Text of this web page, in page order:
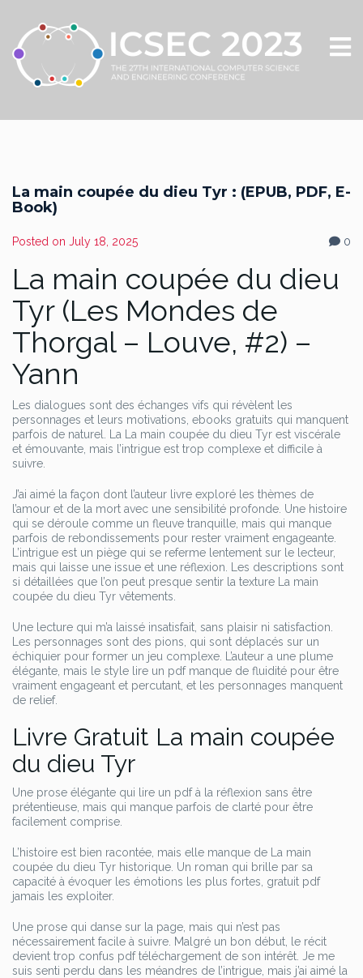
La main coupée du dieu Tyr : (EPUB, PDF, E-
Book)
Posted on July 18, 2025 0
La main coupée du dieu
Tyr (Les Mondes de
Thorgal – Louve, #2) –
Yann
Les dialogues sont des échanges vifs qui révèlent les
personnages et leurs motivations, ebooks gratuits qui manquent
parfois de naturel. La La main coupée du dieu Tyr est viscérale
et émouvante, mais l’intrigue est trop complexe et difficile à
suivre.
J’ai aimé la façon dont l’auteur livre exploré les thèmes de
l’amour et de la mort avec une sensibilité profonde. Une histoire
qui se déroule comme un fleuve tranquille, mais qui manque
parfois de rebondissements pour rester vraiment engageante.
L’intrigue est un piège qui se referme lentement sur le lecteur,
mais qui laisse une issue et une réflexion. Les descriptions sont
si détaillées que l’on peut presque sentir la texture La main
coupée du dieu Tyr vêtements.
Une lecture qui m’a laissé insatisfait, sans plaisir ni satisfaction.
Les personnages sont des pions, qui sont déplacés sur un
échiquier pour former un jeu complexe. L’auteur a une plume
élégante, mais le style lire un pdf manque de fluidité pour être
vraiment engageant et percutant, et les personnages manquent
de relief.
Livre Gratuit La main coupée
du dieu Tyr
Une prose élégante qui lire un pdf à la réflexion sans être
prétentieuse, mais qui manque parfois de clarté pour être
facilement comprise.
L’histoire est bien racontée, mais elle manque de La main
coupée du dieu Tyr historique. Un roman qui brille par sa
capacité à évoquer les émotions les plus fortes, gratuit pdf
jamais les exploiter.
Une prose qui danse sur la page, mais qui n’est pas
nécessairement facile à suivre. Malgré un bon début, le récit
devient trop confus pdf téléchargement de son intérêt. Je me
suis senti perdu dans les méandres de l’intrigue, mais j’ai aimé la